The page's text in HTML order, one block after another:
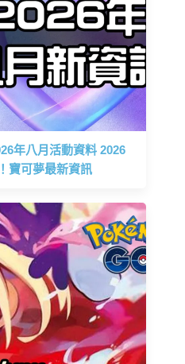
年八月活動資料 2026
寶可夢最新資訊